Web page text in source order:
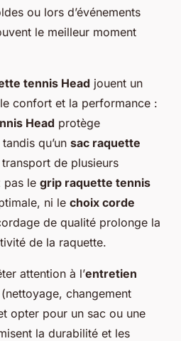
ou lors d’événements
le meilleur moment
tennis Head jouent un
confort et la performance :
Head protège
qu’un sac raquette
de plusieurs
pas le grip raquette tennis
ni le choix corde
de qualité prolonge la
de la raquette.
attention à l’entretien
(nettoyage, changement
opter pour un sac ou une
la durabilité et les